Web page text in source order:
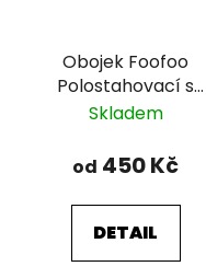
Obojek Foofoo
Polostahovací s
řetízkem - Brown II.
Skladem
od 450 Kč
DETAIL